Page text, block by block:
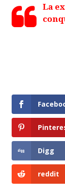
La
Digg
reddit